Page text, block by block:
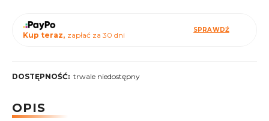
Kup teraz, zapłać za 30 dni
SPRAWDŹ
DOSTĘPNOŚĆ: trwale niedostępny
OPIS